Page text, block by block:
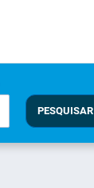
PESQUISAR